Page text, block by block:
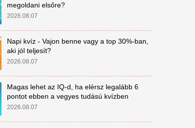
megoldani elsőre?
2026.08.07
Napi kvíz - Vajon benne vagy a top 30%-ban,
aki jól teljesít?
2026.08.07
Magas lehet az IQ-d, ha elérsz legalább 6
pontot ebben a vegyes tudású kvízben
2026.08.07